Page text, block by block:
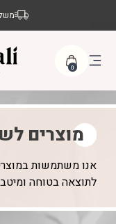
0
מוצרים
אנו משתמשות
לתוצאה בטוחה